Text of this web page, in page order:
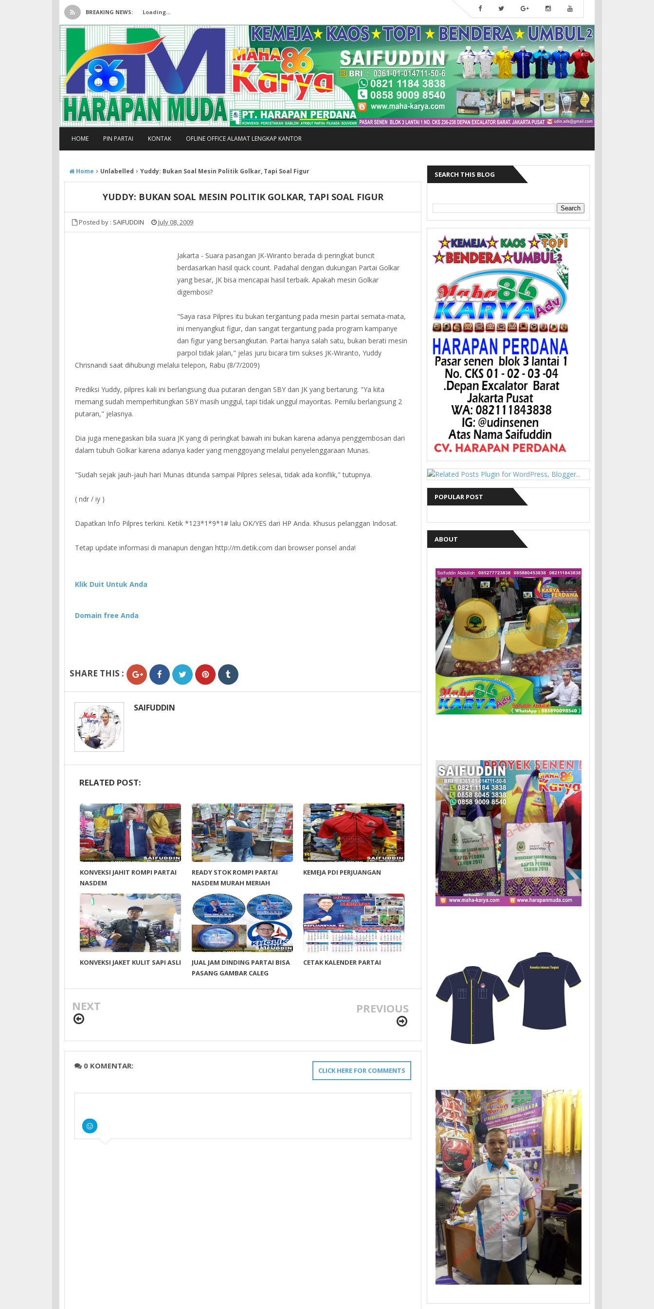
BREAKING NEWS: Loading...
HOME PIN PARTAI KONTAK OFLINE OFFICE ALAMAT LENGKAP KANTOR
Home › Unlabelled › Yuddy: Bukan Soal Mesin Politik Golkar, Tapi Soal Figur
YUDDY: BUKAN SOAL MESIN POLITIK GOLKAR, TAPI SOAL FIGUR
Posted by : SAIFUDDIN July 08, 2009
Jakarta - Suara pasangan JK-Wiranto berada di peringkat buncit
berdasarkan hasil quick count. Padahal dengan dukungan Partai Golkar
yang besar, JK bisa mencapai hasil terbaik. Apakah mesin Golkar
digembosi?
"Saya rasa Pilpres itu bukan tergantung pada mesin partai semata-mata,
ini menyangkut figur, dan sangat tergantung pada program kampanye
dan figur yang bersangkutan. Partai hanya salah satu, bukan berati mesin
parpol tidak jalan," jelas juru bicara tim sukses JK-Wiranto, Yuddy
Chrisnandi saat dihubungi melalui telepon, Rabu (8/7/2009)
Prediksi Yuddy, pilpres kali ini berlangsung dua putaran dengan SBY dan JK yang bertarung. "Ya kita
memang sudah memperhitungkan SBY masih unggul, tapi tidak unggul mayoritas. Pemilu berlangsung 2
putaran," jelasnya.
Dia juga menegaskan bila suara JK yang di peringkat bawah ini bukan karena adanya penggembosan dari
dalam tubuh Golkar karena adanya kader yang menggoyang melalui penyelenggaraan Munas.
"Sudah sejak jauh-jauh hari Munas ditunda sampai Pilpres selesai, tidak ada konflik," tutupnya.
( ndr / iy )
Dapatkan Info Pilpres terkini. Ketik *123*1*9*1# lalu OK/YES dari HP Anda. Khusus pelanggan Indosat.
Tetap update informasi di manapun dengan http://m.detik.com dari browser ponsel anda!
Klik Duit Untuk Anda
Domain free Anda
SHARE THIS :
SAIFUDDIN
RELATED POST:
KONVEKSI JAHIT ROMPI PARTAI
NASDEM
READY STOK ROMPI PARTAI
NASDEM MURAH MERIAH
KEMEJA PDI PERJUANGAN
KONVEKSI JAKET KULIT SAPI ASLI
JUAL JAM DINDING PARTAI BISA
PASANG GAMBAR CALEG
CETAK KALENDER PARTAI
NEXT PREVIOUS
CLICK HERE FOR COMMENTS
0 KOMENTAR:
SEARCH THIS BLOG
POPULAR POST
ABOUT